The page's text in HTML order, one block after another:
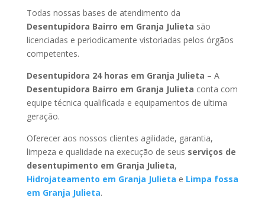
Todas nossas bases de atendimento da
Desentupidora Bairro em Granja Julieta são
licenciadas e periodicamente vistoriadas pelos órgãos
competentes.
Desentupidora 24 horas em Granja Julieta – A
Desentupidora Bairro em Granja Julieta conta com
equipe técnica qualificada e equipamentos de ultima
geração.
Oferecer aos nossos clientes agilidade, garantia,
limpeza e qualidade na execução de seus serviços de
desentupimento em Granja Julieta,
Hidrojateamento em Granja Julieta e Limpa fossa
em Granja Julieta.